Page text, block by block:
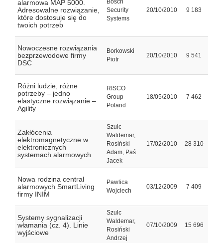
alarmowa MAP 5000.
Adresowalne rozwiązanie,
które dostosuje się do
twoich potrzeb
Bosch
Security
Systems
20/10/2010 9 183
Nowoczesne rozwiązania
bezprzewodowe firmy
DSC
Borkowski
Piotr
20/10/2010 9 541
Różni ludzie, różne
potrzeby – jedno
elastyczne rozwiązanie –
Agility
RISCO
Group
Poland
18/05/2010 7 462
Zakłócenia
elektromagnetyczne w
elektronicznych
systemach alarmowych
Szulc
Waldemar,
Rosiński
Adam, Paś
Jacek
17/02/2010 28 310
Nowa rodzina central
alarmowych SmartLiving
firmy INIM
Pawlica
Wojciech
03/12/2009 7 409
Systemy sygnalizacji
włamania (cz. 4). Linie
wyjściowe
Szulc
Waldemar,
Rosiński
Andrzej
07/10/2009 15 696